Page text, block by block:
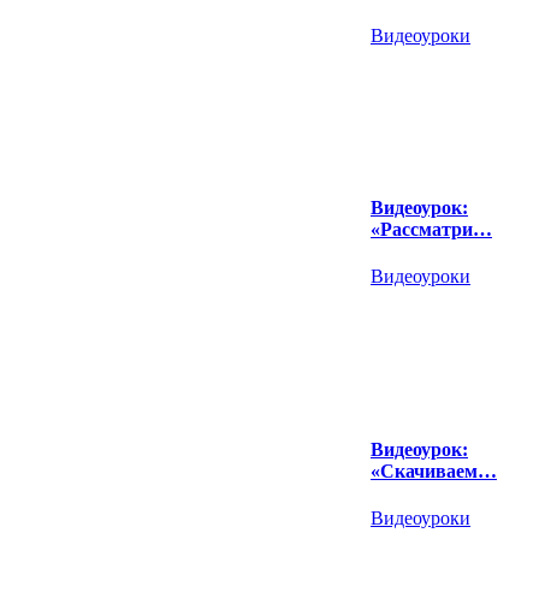
Видеоуроки
Видеоурок:
«Рассматри…
Видеоуроки
Видеоурок:
«Скачиваем…
Видеоуроки